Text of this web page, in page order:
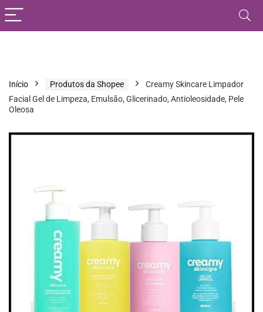
Início Produtos da Shopee
Creamy Skincare Limpador
Facial Gel de Limpeza, Emulsão, Glicerinado, Antioleosidade, Pele
Oleosa